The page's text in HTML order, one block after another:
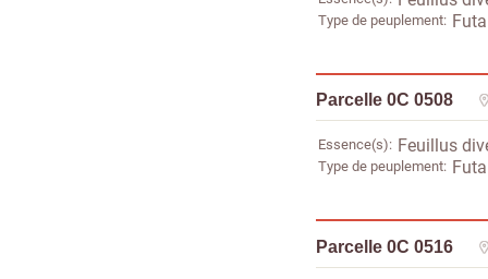
Type de peuplement
Parcelle 0C 0508
Essence(s) Feuillus
Type de peuplement
Parcelle 0C 0516